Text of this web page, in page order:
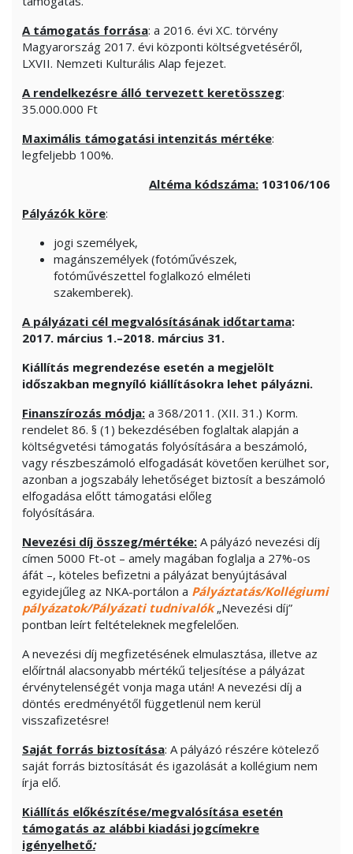
A támogatás forrása: a 2016. évi XC. törvény
Magyarország 2017. évi központi költségvetéséről,
LXVII. Nemzeti Kulturális Alap fejezet.
A rendelkezésre álló tervezett keretösszeg:
35.000.000 Ft
Maximális támogatási intenzitás mértéke:
legfeljebb 100%.
Altéma kódszáma: 103106/106
Pályázók köre:
jogi személyek,
magánszemélyek (fotóművészek,
fotóművészettel foglalkozó elméleti
szakemberek).
A pályázati cél megvalósításának időtartama:
2017. március 1.–2018. március 31.
Kiállítás megrendezése esetén a megjelölt
időszakban megnyíló kiállításokra lehet pályázni.
Finanszírozás módja: a 368/2011. (XII. 31.) Korm.
rendelet 86. § (1) bekezdésében foglaltak alapján a
költségvetési támogatás folyósítására a beszámoló,
vagy részbeszámoló elfogadását követően kerülhet sor,
azonban a jogszabály lehetőséget biztosít a beszámoló
elfogadása előtt támogatási előleg
folyósítására.
Nevezési díj összeg/mértéke: A pályázó nevezési díj
címen 5000 Ft-ot – amely magában foglalja a 27%-os
áfát –, köteles befizetni a pályázat benyújtásával
egyidejűleg az NKA-portálon a Pályáztatás/Kollégiumi
pályázatok/Pályázati tudnivalók„Nevezési díj”
pontban leírt feltételeknek megfelelően.
A nevezési díj megfizetésének elmulasztása, illetve az
előírtnál alacsonyabb mértékű teljesítése a pályázat
érvénytelenségét vonja maga után! A nevezési díj a
döntés eredményétől függetlenül nem kerül
visszafizetésre!
Saját forrás biztosítása: A pályázó részére kötelező
saját forrás biztosítását és igazolását a kollégium nem
írja elő.
Kiállítás előkészítése/megvalósítása esetén
támogatás az alábbi kiadási jogcímekre
igényelhető: